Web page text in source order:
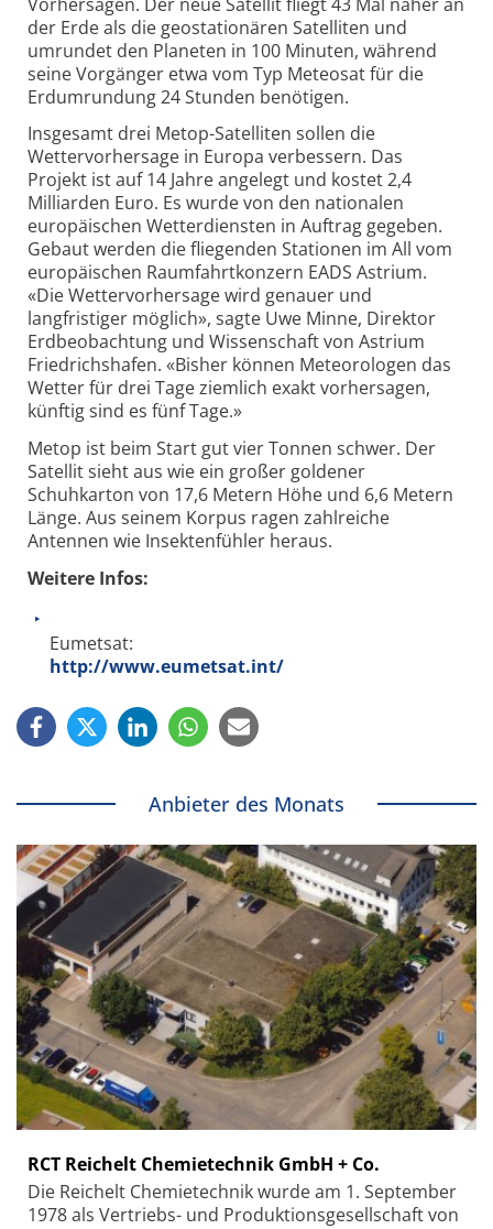
der Erde als die geostationären Satelliten und
umrundet den Planeten in 100 Minuten, während
seine Vorgänger etwa vom Typ Meteosat für die
Erdumrundung 24 Stunden benötigen.
Insgesamt drei Metop-Satelliten sollen die
Wettervorhersage in Europa verbessern. Das
Projekt ist auf 14 Jahre angelegt und kostet 2,4
Milliarden Euro. Es wurde von den nationalen
europäischen Wetterdiensten in Auftrag gegeben.
Gebaut werden die fliegenden Stationen im All vom
europäischen Raumfahrtkonzern EADS Astrium.
«Die Wettervorhersage wird genauer und
langfristiger möglich», sagte Uwe Minne, Direktor
Erdbeobachtung und Wissenschaft von Astrium
Friedrichshafen. «Bisher können Meteorologen das
Wetter für drei Tage ziemlich exakt vorhersagen,
künftig sind es fünf Tage.»
Metop ist beim Start gut vier Tonnen schwer. Der
Satellit sieht aus wie ein großer goldener
Schuhkarton von 17,6 Metern Höhe und 6,6 Metern
Länge. Aus seinem Korpus ragen zahlreiche
Antennen wie Insektenfühler heraus.
Weitere Infos:
Eumetsat:
http://www.eumetsat.int/
Anbieter des Monats
RCT Reichelt Chemietechnik GmbH + Co.
Die Reichelt Chemietechnik wurde am 1. September
1978 als Vertriebs- und Produktionsgesellschaft von